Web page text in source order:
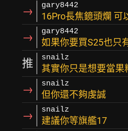
→ gary8442
16Pro長焦鏡頭爛 可
→ gary8442
如果你要買S25也只
推 snailz
其實你只是想要當果
→ snailz
但你還不夠虔誠
→ snailz
建議你等旗艦17